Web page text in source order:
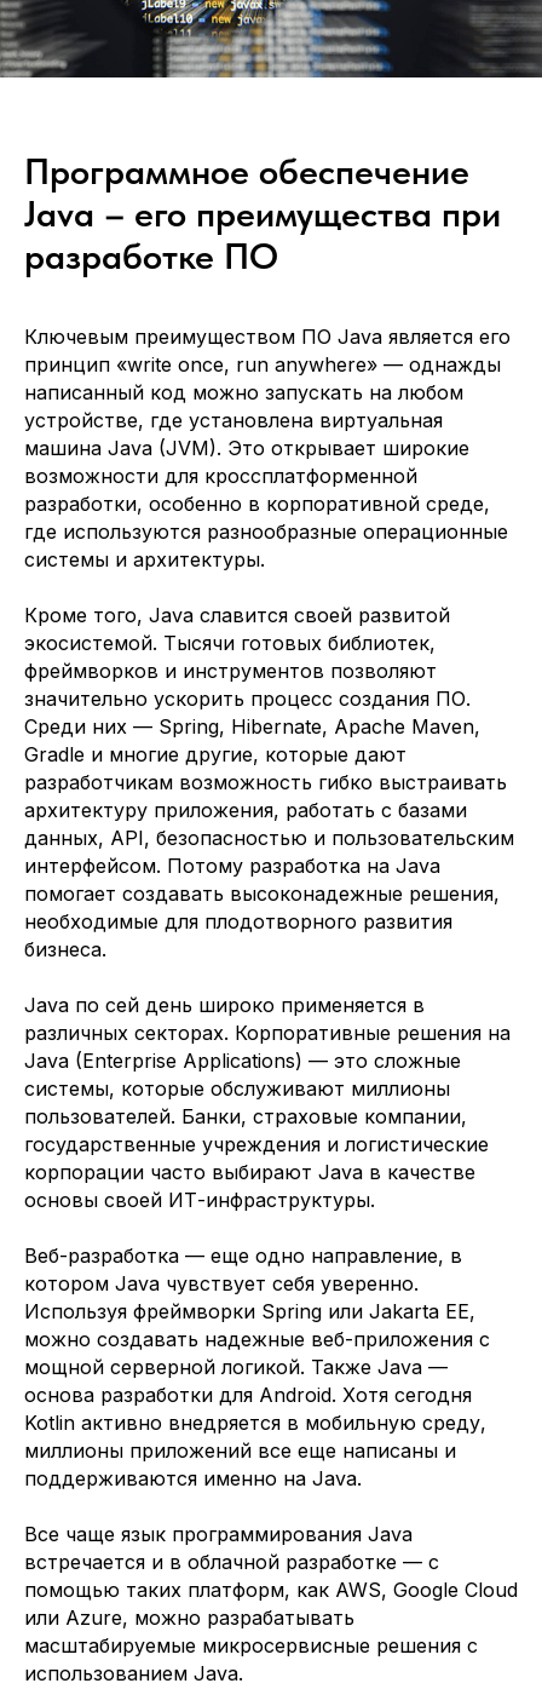
Программное обеспечение
Java – его преимущества при
разработке ПО
Ключевым преимуществом ПО Java является его
принцип «write once, run anywhere» — однажды
написанный код можно запускать на любом
устройстве, где установлена виртуальная
машина Java (JVM). Это открывает широкие
возможности для кроссплатформенной
разработки, особенно в корпоративной среде,
где используются разнообразные операционные
системы и архитектуры.
Кроме того, Java славится своей развитой
экосистемой. Тысячи готовых библиотек,
фреймворков и инструментов позволяют
значительно ускорить процесс создания ПО.
Среди них — Spring, Hibernate, Apache Maven,
Gradle и многие другие, которые дают
разработчикам возможность гибко выстраивать
архитектуру приложения, работать с базами
данных, API, безопасностью и пользовательским
интерфейсом. Потому разработка на Java
помогает создавать высоконадежные решения,
необходимые для плодотворного развития
бизнеса.
Java по сей день широко применяется в
различных секторах. Корпоративные решения на
Java (Enterprise Applications) — это сложные
системы, которые обслуживают миллионы
пользователей. Банки, страховые компании,
государственные учреждения и логистические
корпорации часто выбирают Java в качестве
основы своей ИТ-инфраструктуры.
Веб-разработка — еще одно направление, в
котором Java чувствует себя уверенно.
Используя фреймворки Spring или Jakarta EE,
можно создавать надежные веб-приложения с
мощной серверной логикой. Также Java —
основа разработки для Android. Хотя сегодня
Kotlin активно внедряется в мобильную среду,
миллионы приложений все еще написаны и
поддерживаются именно на Java.
Все чаще язык программирования Java
встречается и в облачной разработке — с
помощью таких платформ, как AWS, Google Cloud
или Azure, можно разрабатывать
масштабируемые микросервисные решения с
использованием Java.